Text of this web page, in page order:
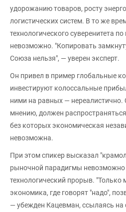
удорожанию товаров, росту
логистических систем. В то же
технологического суверенитета
невозможно. "Копировать
Союза нельзя", — уверен эксперт.
Он привел в пример глобальные
инвестируют колоссальные
ними на равных — нереалистично.
мнению, должен
без которых экономическая
невозможна.
При этом спикер высказал
рыночной парадигмы невозможно
технологический прорыв. "Только
экономика, где говорят "надо",
— убежден Кацевман, ссылаясь на